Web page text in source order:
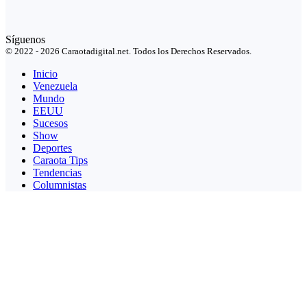
Síguenos
© 2022 - 2026 Caraotadigital.net. Todos los Derechos Reservados.
Inicio
Venezuela
Mundo
EEUU
Sucesos
Show
Deportes
Caraota Tips
Tendencias
Columnistas